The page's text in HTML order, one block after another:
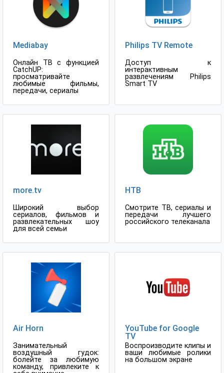
Mediabay
Онлайн ТВ с функцией
CatchUP:
просматривайте
любимые фильмы,
передачи, сериалы
Philips TV Remote
Доступ к
интерактивным
развлечениям Philips
Smart TV
more.tv
Широкий выбор
сериалов, фильмов и
развлекательных шоу
для всей семьи
НТВ
Смотрите ТВ, сериалы и
передачи лучшего
российского телеканала
Air Horn
Занимательный
воздушный гудок:
болейте за любимую
команду, привлеките к
YouTube for Google
TV
Воспроизводите клипы и
ваши любимые ролики
на большом экране